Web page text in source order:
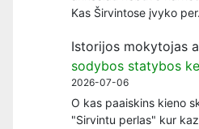
Kas Širvintose įvyko
Istorijos mokytojas
sodybos statybos
2026-07-06
O kas paaiskins kieno
"Sirvintu perlas" kur